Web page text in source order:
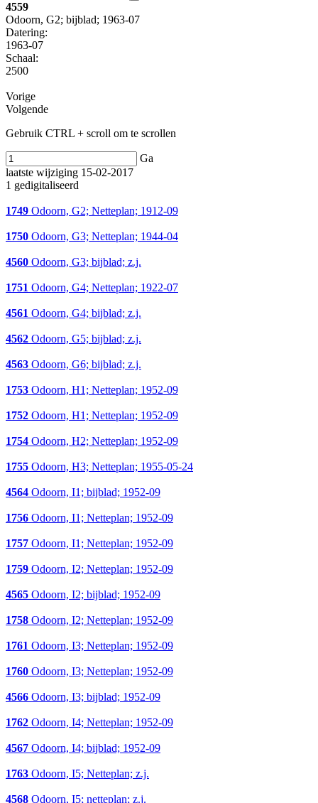
4559
Odoorn, G2; bijblad; 1963-07
Datering:
1963-07
Schaal:
2500
Vorige
Volgende
Gebruik CTRL + scroll om te scrollen
Ga
laatste wijziging 15-02-2017
1 gedigitaliseerd
1749 Odoorn, G2; Netteplan; 1912-09
1750 Odoorn, G3; Netteplan; 1944-04
4560 Odoorn, G3; bijblad; z.j.
1751 Odoorn, G4; Netteplan; 1922-07
4561 Odoorn, G4; bijblad; z.j.
4562 Odoorn, G5; bijblad; z.j.
4563 Odoorn, G6; bijblad; z.j.
1753 Odoorn, H1; Netteplan; 1952-09
1752 Odoorn, H1; Netteplan; 1952-09
1754 Odoorn, H2; Netteplan; 1952-09
1755 Odoorn, H3; Netteplan; 1955-05-24
4564 Odoorn, I1; bijblad; 1952-09
1756 Odoorn, I1; Netteplan; 1952-09
1757 Odoorn, I1; Netteplan; 1952-09
1759 Odoorn, I2; Netteplan; 1952-09
4565 Odoorn, I2; bijblad; 1952-09
1758 Odoorn, I2; Netteplan; 1952-09
1761 Odoorn, I3; Netteplan; 1952-09
1760 Odoorn, I3; Netteplan; 1952-09
4566 Odoorn, I3; bijblad; 1952-09
1762 Odoorn, I4; Netteplan; 1952-09
4567 Odoorn, I4; bijblad; 1952-09
1763 Odoorn, I5; Netteplan; z.j.
4568 Odoorn, I5; netteplan; z.j.